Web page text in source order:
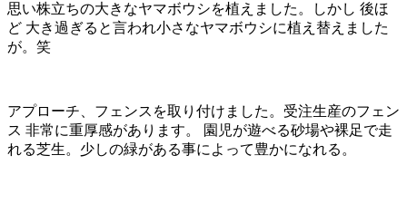
思い株立ちの大きなヤマボウシを植えました。しかし 後ほ
ど 大き過ぎると言われ小さなヤマボウシに植え替えました
が。笑
アプローチ、フェンスを取り付けました。受注生産のフェン
ス 非常に重厚感があります。 園児が遊べる砂場や裸足で走
れる芝生。少しの緑がある事によって豊かになれる。